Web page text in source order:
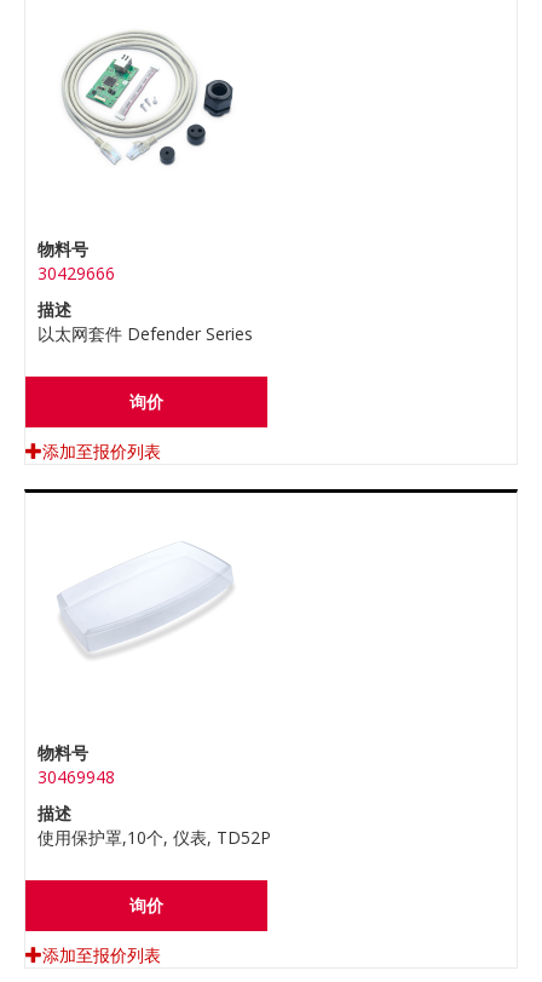
物料号
30429666
描述
以太网套件 Defender Series
询价
添加至报价列表
物料号
30469948
描述
使用保护罩,10个, 仪表, TD52P
询价
添加至报价列表